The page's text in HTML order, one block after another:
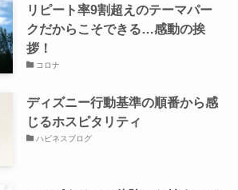
リピート率9割超えのテーマパー
クだからこそできる…感動の挨
拶！
コロナ
ディズニー行動基準の順番から感
じるホスピタリティ
ハピネスブログ